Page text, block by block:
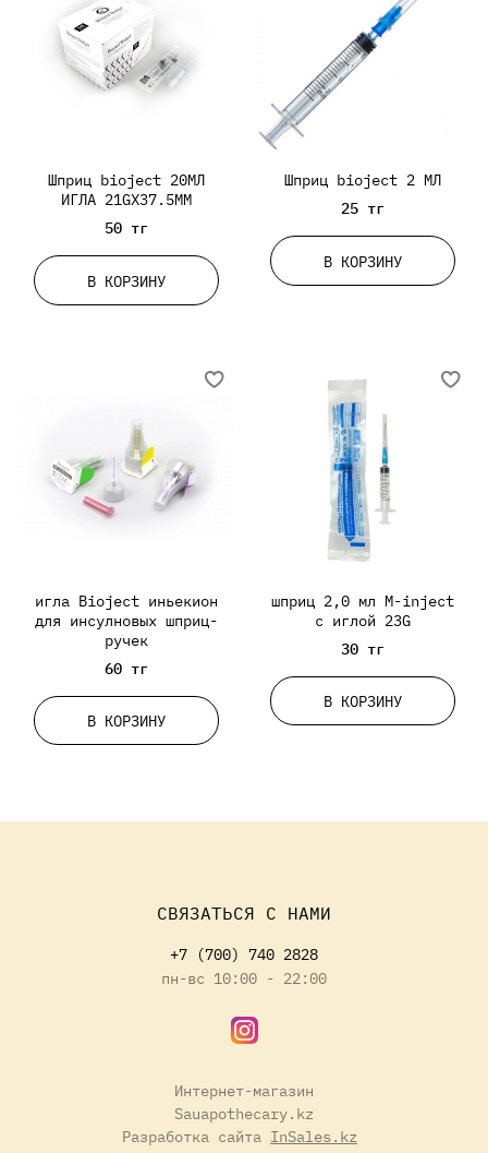
Шприц bioject 20МЛ
ИГЛА 21GХ37.5ММ
50 тг
В КОРЗИНУ
Шприц bioject 2 МЛ
25 тг
В КОРЗИНУ
игла Bioject иньекион
для инсулновых шприц-
ручек
60 тг
В КОРЗИНУ
шприц 2,0 мл M-inject
c иглой 23G
30 тг
В КОРЗИНУ
Интернет-магазин
Sauapothecary.kz
Разработка сайта InSales.kz
СВЯЗАТЬСЯ С НАМИ
+7 (700) 740 2828
пн-вс 10:00 - 22:00